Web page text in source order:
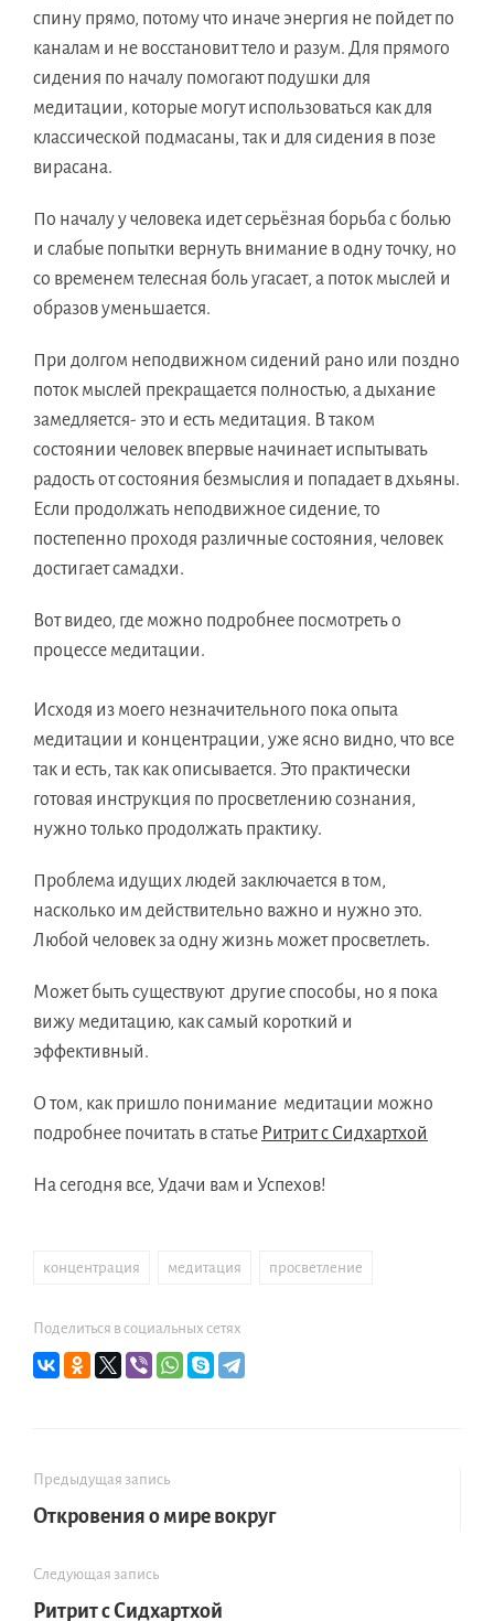
спину прямо, потому что иначе энергия не пойдет по
каналам и не восстановит тело и разум. Для прямого
сидения по началу помогают подушки для
медитации, которые могут использоваться как для
классической подмасаны, так и для сидения в позе
вирасана.
По началу у человека идет серьёзная борьба с болью
и слабые попытки вернуть внимание в одну точку, но
со временем телесная боль угасает, а поток мыслей и
образов уменьшается.
При долгом неподвижном сидений рано или поздно
поток мыслей прекращается полностью, а дыхание
замедляется- это и есть медитация. В таком
состоянии человек впервые начинает испытывать
радость от состояния безмыслия и попадает в дхьяны.
Если продолжать неподвижное сидение, то
постепенно проходя различные состояния, человек
достигает самадхи.
Вот видео, где можно подробнее посмотреть о
процессе медитации.
Исходя из моего незначительного пока опыта
медитации и концентрации, уже ясно видно, что все
так и есть, так как описывается. Это практически
готовая инструкция по просветлению сознания,
нужно только продолжать практику.
Проблема идущих людей заключается в том,
насколько им действительно важно и нужно это.
Любой человек за одну жизнь может просветлеть.
Может быть существуют другие способы, но я пока
вижу медитацию, как самый короткий и
эффективный.
О том, как пришло понимание медитации можно
подробнее почитать в статье Ритрит с Сидхартхой
На сегодня все, Удачи вам и Успехов!
концентрация медитация просветление
Поделиться в социальных сетях
Предыдущая запись
Откровения о мире вокруг
Следующая запись
Ритрит с Сидхартхой